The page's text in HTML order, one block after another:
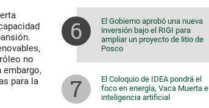
no
embargo,
para la
El Gobierno aprobó una nueva
inversión bajo el RIGI para
ampliar un proyecto de litio de
Posco
El Coloquio de IDEA pondrá el
foco en energía, Vaca Muerta e
inteligencia artificial